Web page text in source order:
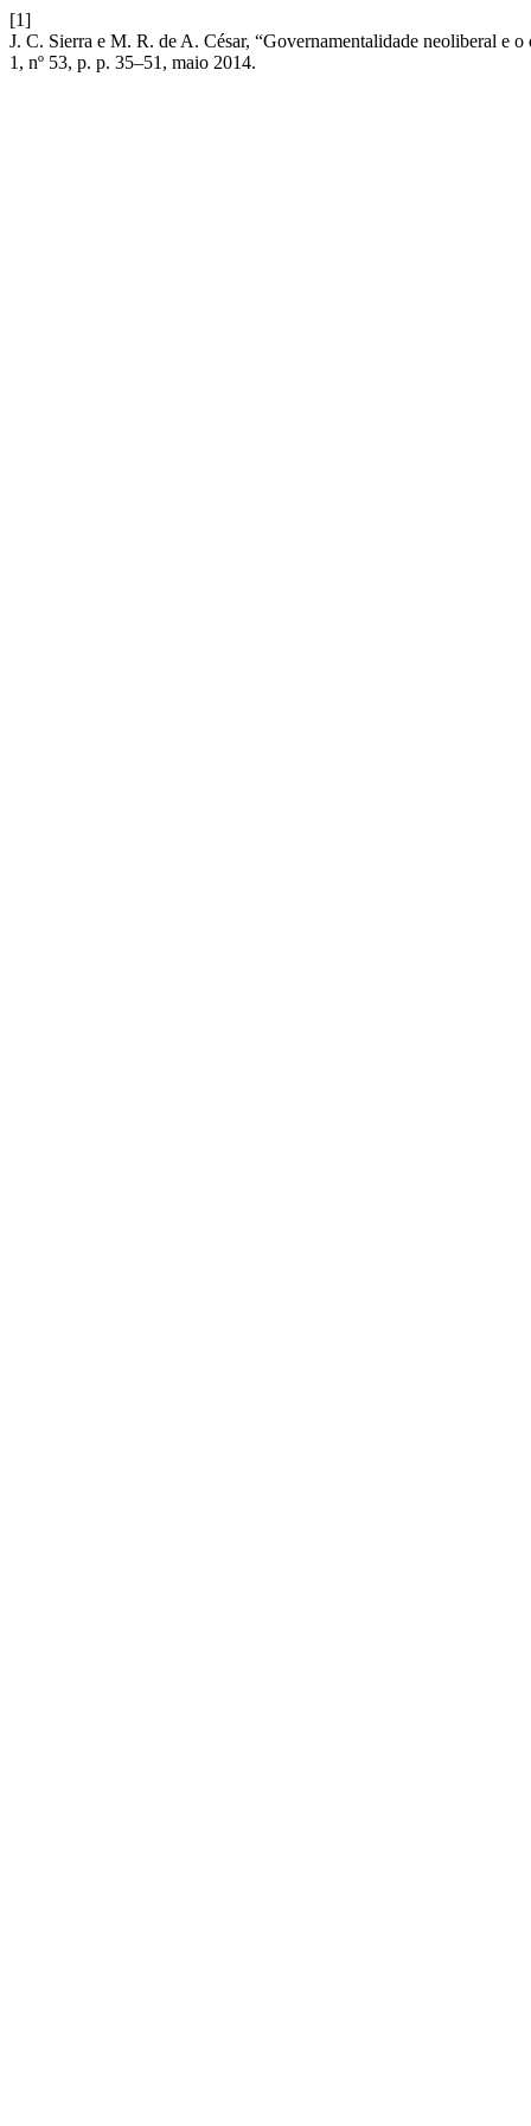
[1]
J. C. Sierra e M. R. de A. César, “Governamentalidade neoliberal e
1, nº 53, p. p. 35–51, maio 2014.